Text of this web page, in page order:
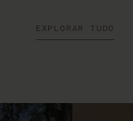
EXPLORAR TUDO